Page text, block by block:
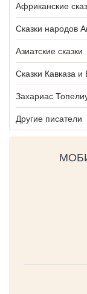
Африканские
Сказки народов
Азиатские сказки
Сказки Кавказа и
Захариас
Другие писатели